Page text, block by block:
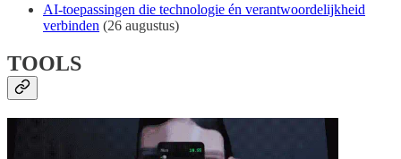
AI-toepassingen die technologie én verantwoordelijkheid
verbinden (26 augustus)
TOOLS